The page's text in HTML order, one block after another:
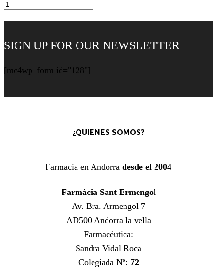
SIGN UP FOR OUR NEWSLETTER
[mc4wp_form id="128"]
¿QUIENES SOMOS?
Farmacia en Andorra desde el 2004
Farmàcia Sant Ermengol
Av. Bra. Armengol 7
AD500 Andorra la vella
Farmacéutica:
Sandra Vidal Roca
Colegiada Nº: 72